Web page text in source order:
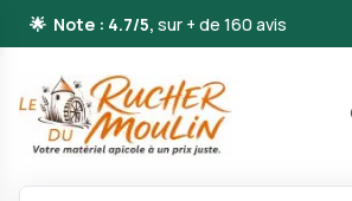
🌟 Note : 4.7/5, sur + de 160 avis